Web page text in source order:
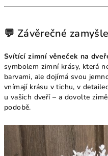
💬 Závěrečné
Svítící zimní věneček na
symbolem zimní krásy, která
barvami, ale dojímá svou
vnímají krásu v tichu, v
u vašich dveří – a dovolte
podobě.